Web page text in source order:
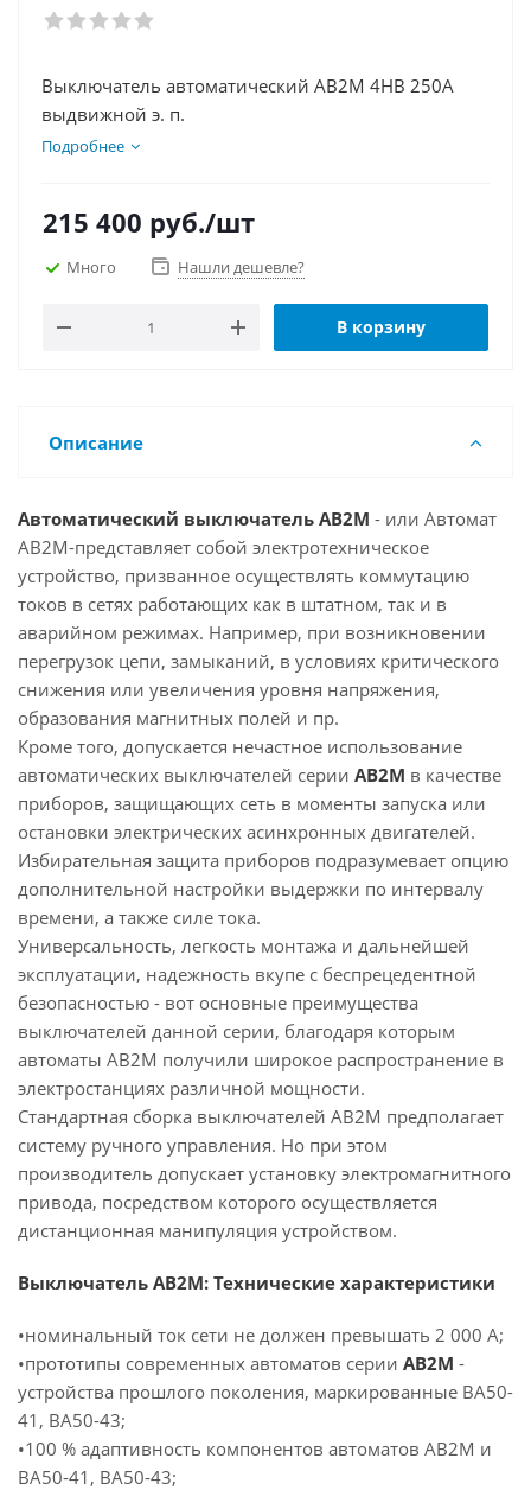
Выключатель автоматический АВ2М 4НВ 250А
выдвижной э. п.
Подробнее
215 400 руб./шт
Много Нашли дешевле?
В корзину
Описание
Автоматический выключатель АВ2М - или Автомат
АВ2М-представляет собой электротехническое
устройство, призванное осуществлять коммутацию
токов в сетях работающих как в штатном, так и в
аварийном режимах. Например, при возникновении
перегрузок цепи, замыканий, в условиях критического
снижения или увеличения уровня напряжения,
образования магнитных полей и пр.
Кроме того, допускается нечастное использование
автоматических выключателей серии АВ2М в качестве
приборов, защищающих сеть в моменты запуска или
остановки электрических асинхронных двигателей.
Избирательная защита приборов подразумевает опцию
дополнительной настройки выдержки по интервалу
времени, а также силе тока.
Универсальность, легкость монтажа и дальнейшей
эксплуатации, надежность вкупе с беспрецедентной
безопасностью - вот основные преимущества
выключателей данной серии, благодаря которым
автоматы АВ2М получили широкое распространение в
электростанциях различной мощности.
Стандартная сборка выключателей АВ2М предполагает
систему ручного управления. Но при этом
производитель допускает установку электромагнитного
привода, посредством которого осуществляется
дистанционная манипуляция устройством.
Выключатель АВ2М: Технические характеристики
•номинальный ток сети не должен превышать 2 000 А;
•прототипы современных автоматов серии АВ2М -
устройства прошлого поколения, маркированные ВА50-
41, ВА50-43;
•100 % адаптивность компонентов автоматов АВ2М и
ВА50-41, ВА50-43;